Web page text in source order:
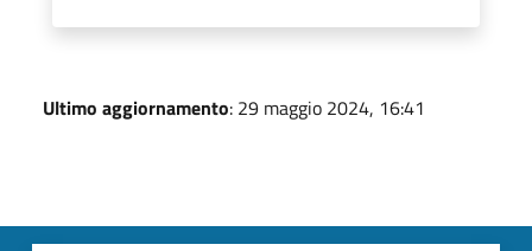
Ultimo aggiornamento: 29 maggio 2024, 16:41